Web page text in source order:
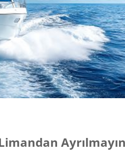
Ayrılmayın